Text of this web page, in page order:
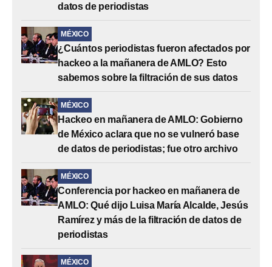
datos de periodistas
MÉXICO
¿Cuántos periodistas fueron afectados por
hackeo a la mañanera de AMLO? Esto
sabemos sobre la filtración de sus datos
MÉXICO
Hackeo en mañanera de AMLO: Gobierno
de México aclara que no se vulneró base
de datos de periodistas; fue otro archivo
MÉXICO
Conferencia por hackeo en mañanera de
AMLO: Qué dijo Luisa María Alcalde, Jesús
Ramírez y más de la filtración de datos de
periodistas
MÉXICO